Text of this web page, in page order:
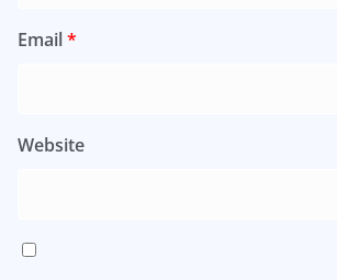
Email*
Website